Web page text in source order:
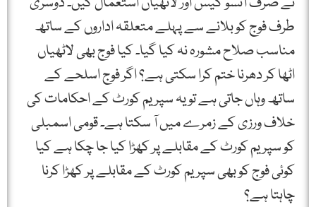
طرف فوج کو بلانے سے پہلے متعلقہ اداروں کے ساتھ
مناسب صلاح مشورہ نہ کیا گیا۔ کیا فوج بھی لاٹھیاں
اٹھا کر دھرنا ختم کرا سکتی ہے؟ اگر فوج اسلحے کے
ساتھ وہاں جاتی ہے تو یہ سپریم کورٹ کے احکامات کی
خلاف ورزی کے زمرے میں آ سکتا ہے۔ قومی اسمبلی
کو سپریم کورٹ کے مقابلے پر کھڑا کیا جا چکا ہے کیا
کوئی فوج کو بھی سپریم کورٹ کے مقابلے پر کھڑا کرنا
چاہتا ہے؟